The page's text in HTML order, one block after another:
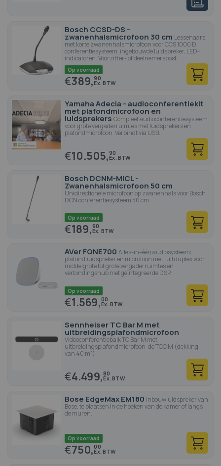
Bosch CCSD-DS -
zwanenhalsmicrofoon 30 cm Lessenaars
met korte zwanenhalsmicrofoon voor CCS 1000 D
conferentiesysteem, ingebouwde luidspreker, LED-
indicatoren. Voorzitter- of deelnemerspost
Op voorraad
€389,90
Yamaha Adecia - audioconferentiekit
met plafondmicrofoon en
luidsprekers Compleet audioconferentiesysteem
voor grote vergaderruimtes met luidsprekers en
plafondmicrofoon. Verbindt via USB.
€10.505,90
Bosch DCNM-MICL -
Zwanenhalsmicrofoon 50 cm
Unidirectionele microfoon op zwanenhals voor Bosch
DCN conferentiesysteem 50 cm.
Op voorraad
€189,90
AVer FONE700 Alles-in-één audiosysteem:
plafondluidspreker en microfoon met full duplex voor
middelgrote tot grote vergaderruimtes en
verbindingshub met geïntegreerde DSP.
Op voorraad
€1.569,00
Sennheiser TC Bar M met
uitbreidingsplafondmicrofoon
Videoconferentiebalk TC Bar M met
uitbreidingsplafondmicrofoon: de TCC M (dekking
van 40 m²)
€4.499,80
Bose EdgeMax EM180 Inbouwluidspreker van
Bose, te plaatsen in de hoeken van de kamer of langs
de muren.
Op voorraad
€750,00